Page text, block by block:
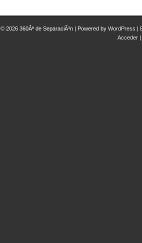
© 2026 360Âº de SeparaciÃ³n | Powered by WordPress |
Acceder